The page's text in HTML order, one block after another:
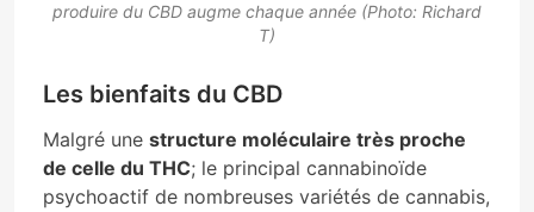
produire du CBD augme chaque année (Photo: Richard
T)
Les bienfaits du CBD
Malgré une structure moléculaire très proche
de celle du THC; le principal cannabinoïde
psychoactif de nombreuses variétés de cannabis,